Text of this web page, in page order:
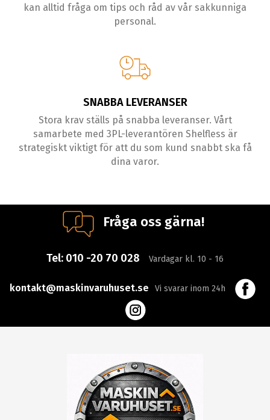
kan alltid fråga om tips och råd av vår sakkunniga
personal.
SNABBA LEVERANSER
Stora krav ställs på snabba leveranser. Vårt
samarbete med 3PL-leverantören Shelfless är
strategiskt viktigt för att du som kund snabbt ska få
dina varor.
Fråga oss gärna!
Tel: 010 -20 70 028 Vardagar kl. 10 - 16
kontakt@maskinvaruhuset.se Vi svarar inom 24h